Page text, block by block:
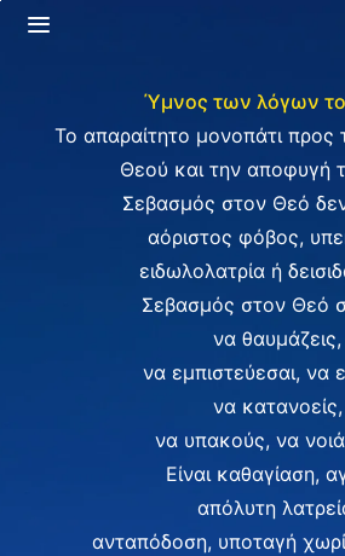
Ύμνος των λόγων
Το απαραίτητο μονοπάτι
Θεού και την αποφυγή
Σεβασμός στον Θεό δεν
αόριστος φόβος,
ειδωλολατρία ή
Σεβασμός στον Θεό
να θαυμάζεις,
να εμπιστεύεσαι, να
να κατανοείς,
να υπακούς, να
Είναι καθαγίαση,
απόλυτη
ανταπόδοση, υποταγή